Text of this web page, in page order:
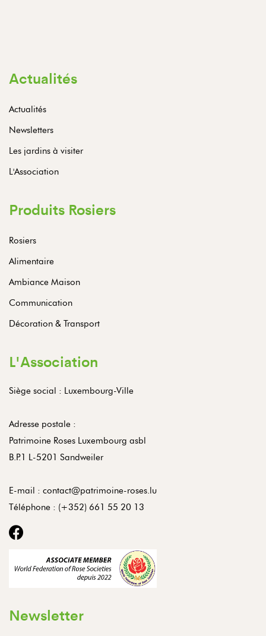
Actualités
Actualités
Newsletters
Les jardins à visiter
L'Association
Produits Rosiers
Rosiers
Alimentaire
Ambiance Maison
Communication
Décoration & Transport
L'Association
Siège social : Luxembourg-Ville
Adresse postale :
Patrimoine Roses Luxembourg asbl
B.P.1 L-5201 Sandweiler
E-mail : contact@patrimoine-roses.lu
Téléphone : (+352) 661 55 20 13
Newsletter